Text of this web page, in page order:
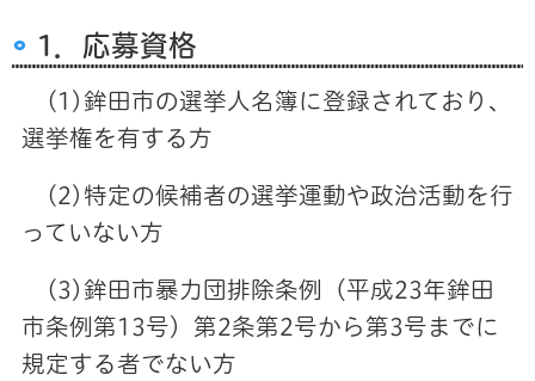
1．応募資格
(1)鉾田市の選挙人名簿に登録されており、
選挙権を有する方
(2)特定の候補者の選挙運動や政治活動を行
っていない方
(3)鉾田市暴力団排除条例（平成23年鉾田
市条例第13号）第2条第2号から第3号までに
規定する者でない方